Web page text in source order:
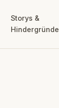
Storys &
Hindergründe